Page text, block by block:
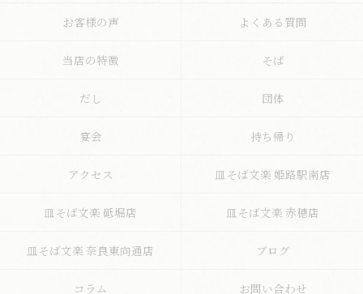
お客様の声 よくある質問
当店の特徴 そば
だし 団体
宴会 持ち帰り
アクセス 皿そば文楽 姫路駅南店
皿そば文楽 砥堀店 皿そば文楽 赤穂店
皿そば文楽 奈良東向通店 ブログ
コラム お問い合わせ